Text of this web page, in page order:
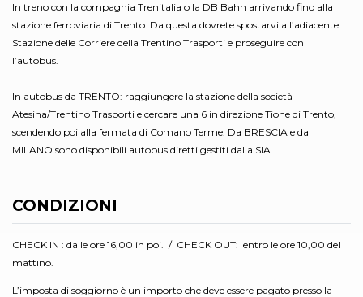
In treno con la compagnia Trenitalia o la DB Bahn arrivando fino alla
stazione ferroviaria di Trento. Da questa dovrete spostarvi all’adiacente
Stazione delle Corriere della Trentino Trasporti e proseguire con
l’autobus.
In autobus da TRENTO: raggiungere la stazione della società
Atesina/Trentino Trasporti e cercare una 6 in direzione Tione di Trento,
scendendo poi alla fermata di Comano Terme. Da BRESCIA e da
MILANO sono disponibili autobus diretti gestiti dalla SIA.
CONDIZIONI
CHECK IN : dalle ore 16,00 in poi. / CHECK OUT: entro le ore 10,00 del
mattino.
L’imposta di soggiorno è un importo che deve essere pagato presso la